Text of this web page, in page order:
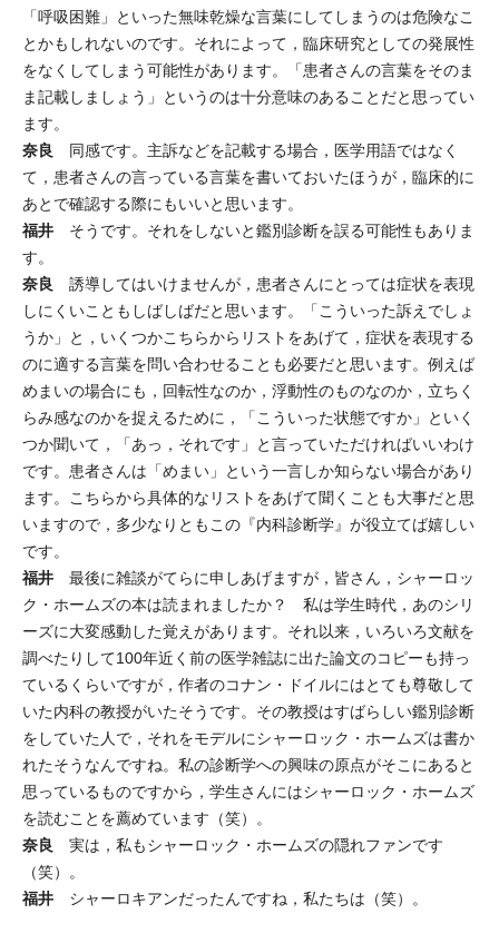
「呼吸困難」といった無味乾燥な言葉にしてしまうのは危険なこ
とかもしれないのです。それによって，臨床研究としての発展性
をなくしてしまう可能性があります。「患者さんの言葉をそのま
ま記載しましょう」というのは十分意味のあることだと思ってい
ます。
奈良 同感です。主訴などを記載する場合，医学用語ではなく
て，患者さんの言っている言葉を書いておいたほうが，臨床的に
あとで確認する際にもいいと思います。
福井 そうです。それをしないと鑑別診断を誤る可能性もありま
す。
奈良 誘導してはいけませんが，患者さんにとっては症状を表現
しにくいこともしばしばだと思います。「こういった訴えでしょ
うか」と，いくつかこちらからリストをあげて，症状を表現する
のに適する言葉を問い合わせることも必要だと思います。例えば
めまいの場合にも，回転性なのか，浮動性のものなのか，立ちく
らみ感なのかを捉えるために，「こういった状態ですか」といく
つか聞いて，「あっ，それです」と言っていただければいいわけ
です。患者さんは「めまい」という一言しか知らない場合があり
ます。こちらから具体的なリストをあげて聞くことも大事だと思
いますので，多少なりともこの『内科診断学』が役立てば嬉しい
です。
福井 最後に雑談がてらに申しあげますが，皆さん，シャーロッ
ク・ホームズの本は読まれましたか？ 私は学生時代，あのシリ
ーズに大変感動した覚えがあります。それ以来，いろいろ文献を
調べたりして100年近く前の医学雑誌に出た論文のコピーも持っ
ているくらいですが，作者のコナン・ドイルにはとても尊敬して
いた内科の教授がいたそうです。その教授はすばらしい鑑別診断
をしていた人で，それをモデルにシャーロック・ホームズは書か
れたそうなんですね。私の診断学への興味の原点がそこにあると
思っているものですから，学生さんにはシャーロック・ホームズ
を読むことを薦めています（笑）。
奈良 実は，私もシャーロック・ホームズの隠れファンです
（笑）。
福井 シャーロキアンだったんですね，私たちは（笑）。